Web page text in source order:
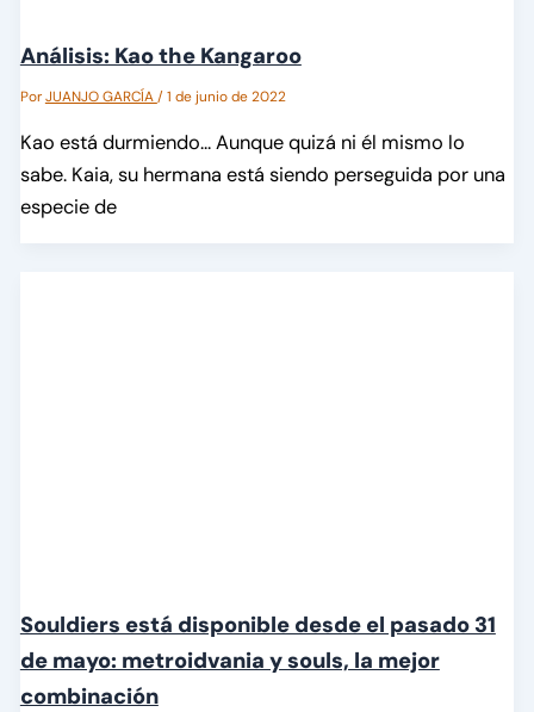
Análisis: Kao the Kangaroo
PorJUANJO GARCÍA/1 de junio de 2022
Kao está durmiendo… Aunque quizá ni él mismo lo
sabe. Kaia, su hermana está siendo perseguida por una
especie de
Souldiers está disponible desde el pasado 31
de mayo: metroidvania y souls, la mejor
combinación